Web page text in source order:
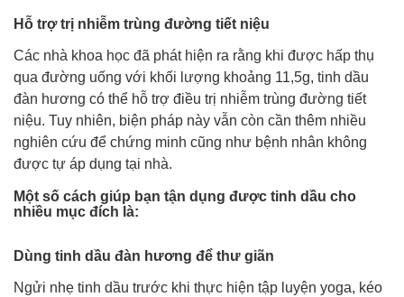
Hỗ trợ trị nhiễm trùng đường tiết niệu
Các nhà khoa học đã phát hiện ra rằng khi được hấp thụ
qua đường uống với khối lượng khoảng 11,5g, tinh dầu
đàn hương có thể hỗ trợ điều trị nhiễm trùng đường tiết
niệu. Tuy nhiên, biện pháp này vẫn còn cần thêm nhiều
nghiên cứu để chứng minh cũng như bệnh nhân không
được tự áp dụng tại nhà.
Một số cách giúp bạn tận dụng được tinh dầu cho
nhiều mục đích là:
Dùng tinh dầu đàn hương để thư giãn
Ngửi nhẹ tinh dầu trước khi thực hiện tập luyện yoga, kéo